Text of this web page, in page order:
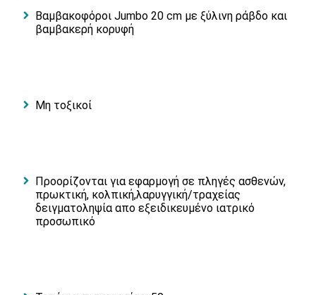
Βαμβακοφόροι Jumbo 20 cm με ξύλινη ράβδο και
βαμβακερή κορυφή
Μη τοξικοί
Προορίζονται για εφαρμογή σε πληγές ασθενών,
πρωκτική, κολπική,λαρυγγική/τραχείας
δειγματοληψία απο εξειδικευμένο ιατρικό
προσωπικό